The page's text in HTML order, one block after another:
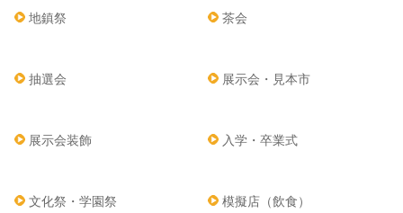
地鎮祭 茶会
抽選会 展示会・見本市
展示会装飾 入学・卒業式
文化祭・学園祭 模擬店（飲食）